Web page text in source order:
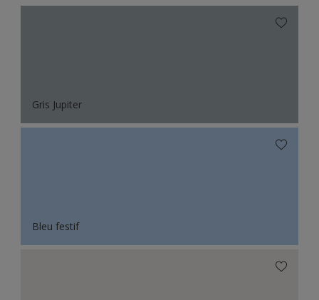
Gris Jupiter
Bleu festif